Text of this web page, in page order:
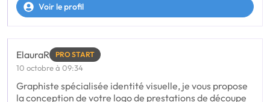
Voir le profil
ElauraR PRO START
10 octobre à 09:34
Graphiste spécialisée identité visuelle, je vous propose
la conception de votre logo de prestations de découpe